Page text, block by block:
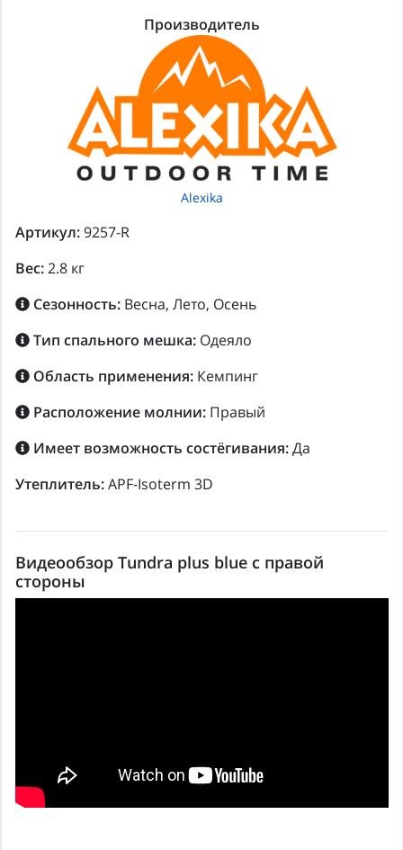
Производитель
Alexika
Артикул:9257-R
Вес:2.8 кг
Сезонность: Весна, Лето, Осень
Тип спального мешка: Одеяло
Область применения: Кемпинг
Расположение молнии: Правый
Имеет возможность состёгивания:Да
Утеплитель:APF-Isoterm 3D
Видеообзор Tundra plus blue с правой
стороны